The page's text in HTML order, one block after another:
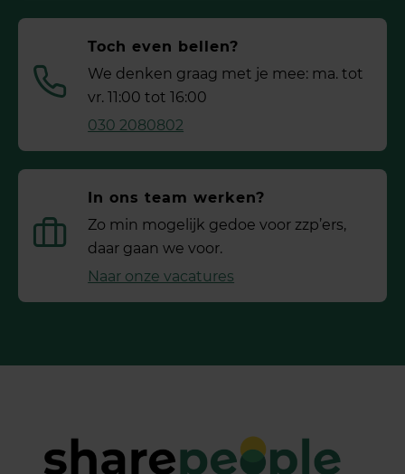
Toch even bellen?
We denken graag met je mee: ma. tot
vr. 11:00 tot 16:00
030 2080802
In ons team werken?
Zo min mogelijk gedoe voor ­zzp’ers,
daar gaan we voor.
Naar onze vacatures